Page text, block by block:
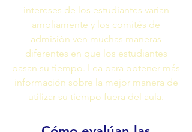
intereses de los estudiantes varían
ampliamente y los comités de
admisión ven muchas maneras
diferentes en que los estudiantes
pasan su tiempo. Lea para obtener más
información sobre la mejor manera de
utilizar su tiempo fuera del aula.